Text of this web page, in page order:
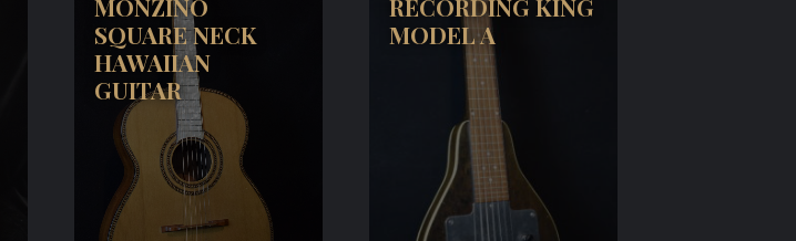
SQUARE NECK
HAWAIIAN
GUITAR
MODEL A